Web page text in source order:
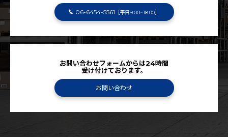
06-6454-5561 ［平日9:00~18:00］
お問い合わせフォームからは24時間
受け付けております。
お問い合わせ